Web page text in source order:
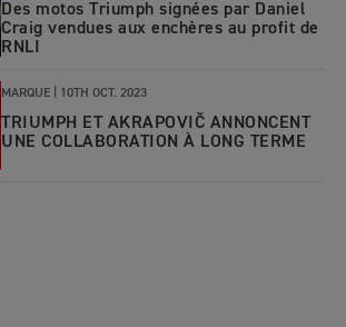
Des motos Triumph signées par Daniel
Craig vendues aux enchères au profit de
RNLI
MARQUE | 10TH OCT. 2023
TRIUMPH ET AKRAPOVIČ ANNONCENT
UNE COLLABORATION À LONG TERME